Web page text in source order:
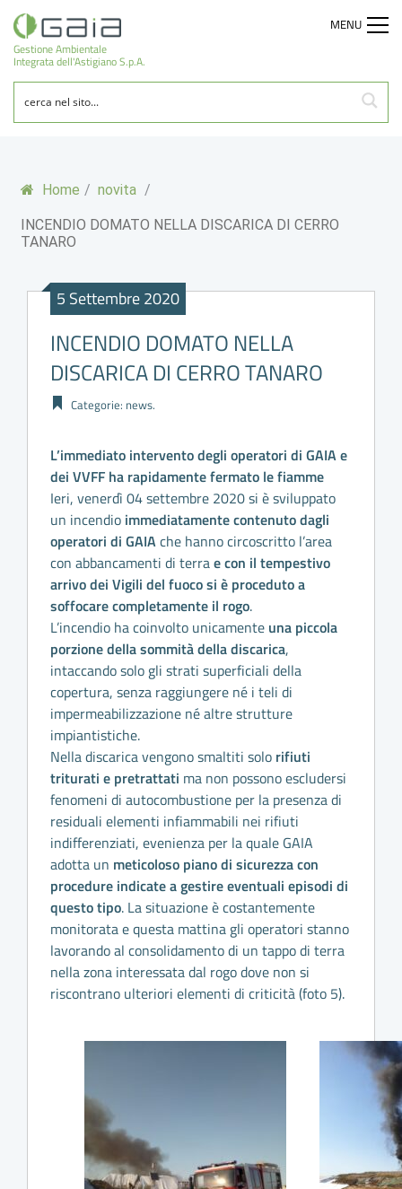
Gestione Ambientale
Integrata dell'Astigiano S.p.A.
MENU
Home / novita /
INCENDIO DOMATO NELLA DISCARICA DI CERRO
TANARO
5 Settembre 2020
INCENDIO DOMATO NELLA
DISCARICA DI CERRO TANARO
Categorie: news.
L’immediato intervento degli operatori di GAIA e
dei VVFF ha rapidamente fermato le fiamme
Ieri, venerdì 04 settembre 2020 si è sviluppato
un incendio immediatamente contenuto dagli
operatori di GAIAche hanno circoscritto l’area
con abbancamenti di terrae con il tempestivo
arrivo dei Vigili del fuoco si è proceduto a
soffocare completamente il rogo.
L’incendio ha coinvolto unicamente una piccola
porzione della sommità della discarica,
intaccando solo gli strati superficiali della
copertura, senza raggiungere né i teli di
impermeabilizzazione né altre strutture
impiantistiche.
Nella discarica vengono smaltiti solo rifiuti
triturati e pretrattati ma non possono escludersi
fenomeni di autocombustione per la presenza di
residuali elementi infiammabili nei rifiuti
indifferenziati, evenienza per la quale GAIA
adotta un meticoloso piano di sicurezza con
procedure indicate a gestire eventuali episodi di
questo tipo. La situazione è costantemente
monitorata e questa mattina gli operatori stanno
lavorando al consolidamento di un tappo di terra
nella zona interessata dal rogo dove non si
riscontrano ulteriori elementi di criticità (foto 5).